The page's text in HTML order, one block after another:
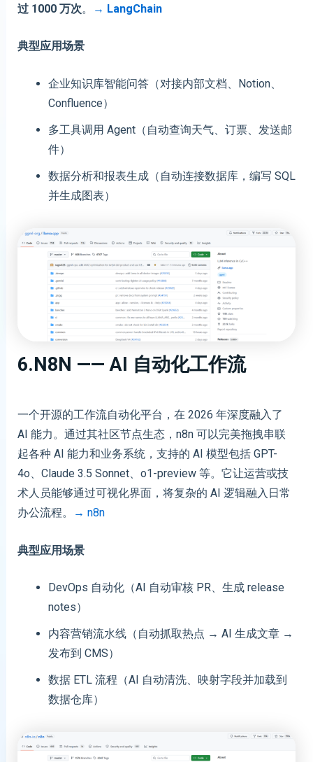
过 1000 万次。 → LangChain
典型应用场景
企业知识库智能问答（对接内部文档、Notion、
Confluence）
多工具调用 Agent（自动查询天气、订票、发送邮
件）
数据分析和报表生成（自动连接数据库，编写 SQL
并生成图表）
6.n8N —— AI 自动化工作流
一个开源的工作流自动化平台，在 2026 年深度融入了
AI 能力。通过其社区节点生态，n8n 可以完美拖拽串联
起各种 AI 能力和业务系统，支持的 AI 模型包括 GPT-
4o、Claude 3.5 Sonnet、o1-preview 等。它让运营或技
术人员能够通过可视化界面，将复杂的 AI 逻辑融入日常
办公流程。
→ n8n
典型应用场景
DevOps 自动化（AI 自动审核 PR、生成 release
notes）
内容营销流水线（自动抓取热点 → AI 生成文章 →
发布到 CMS）
数据 ETL 流程（AI 自动清洗、映射字段并加载到
数据仓库）